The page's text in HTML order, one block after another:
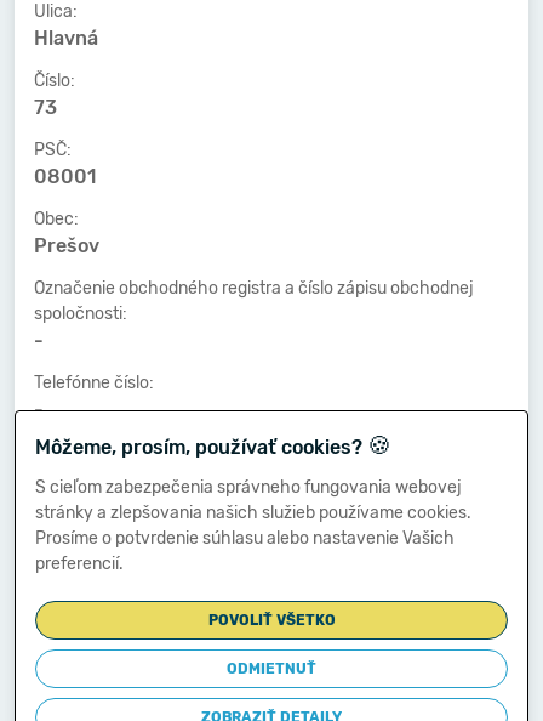
Ulica:
Hlavná
Číslo:
73
PSČ:
08001
Obec:
Prešov
Označenie obchodného registra a číslo zápisu obchodnej
spoločnosti:
-
Telefónne číslo:
-
Faxové číslo:
-
E-mailová adresa:
-
Zostavená dňa:
04.03.2025
Schválená dňa:
Môžeme, prosím, používať cookies? 🍪
S cieľom zabezpečenia správneho fungovania webovej
stránky a zlepšovania našich služieb používame cookies.
Prosíme o potvrdenie súhlasu alebo nastavenie Vašich
preferencií.
POVOLIŤ VŠETKO
ODMIETNUŤ
ZOBRAZIŤ DETAILY